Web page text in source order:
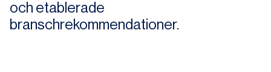
och etablerade
branschrekommendationer.